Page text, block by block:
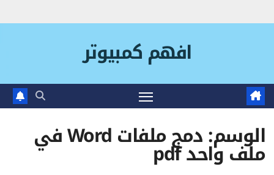
افهم كمبيوتر
الوسم: دمج ملفات Word في
ملف واحد pdf